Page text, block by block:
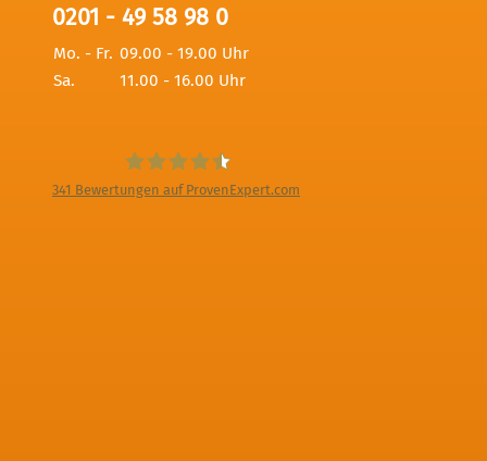
0201 - 49 58 98 0
Mo. - Fr. 09.00 - 19.00 Uhr
Sa.
11.00 - 16.00 Uhr
341 Bewertungen auf ProvenExpert.com